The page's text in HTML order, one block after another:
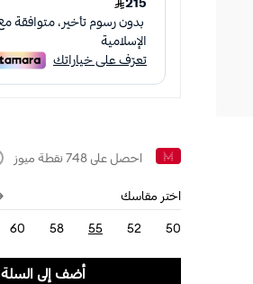
احصل على 748 نقطة ميوز
اختر مقاسك
50
52
55
58
60
أضف إلى السلة